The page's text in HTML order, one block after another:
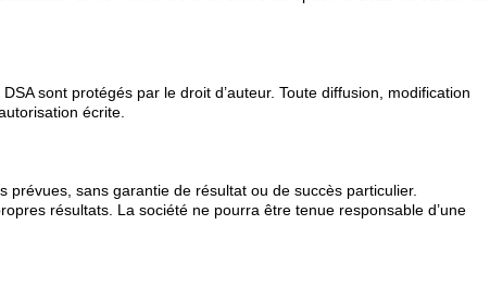
sont protégés par le droit d’auteur. Toute diffusion, modification
écrite.
sans garantie de résultat ou de succès particulier.
résultats. La société ne pourra être tenue responsable d’une